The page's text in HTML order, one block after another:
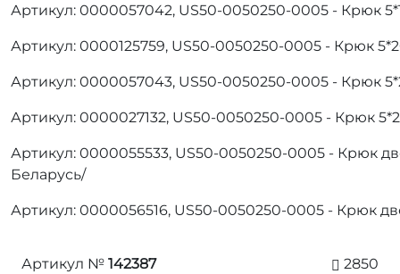
Артикул: 0000057042, US50-0050250-0005 - Крюк
Артикул: 0000125759, US50-0050250-0005 - Крюк
Артикул: 0000057043, US50-0050250-0005 - Крюк
Артикул: 0000027132, US50-0050250-0005 - Крюк
Артикул: 0000055533, US50-0050250-0005 - Крюк
Беларусь/
Артикул: 0000056516, US50-0050250-0005 - Крюк
Артикул № 142387
2850